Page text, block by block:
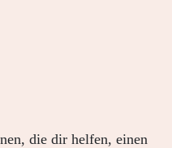
die dir helfen, einen